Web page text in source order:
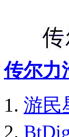
传尔力
游民